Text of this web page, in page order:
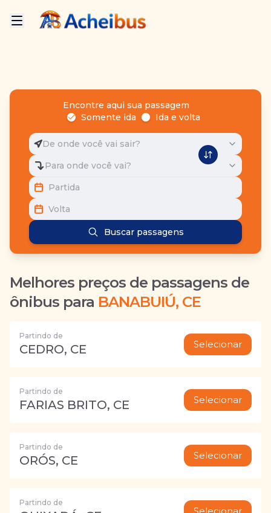
Encontre aqui sua passagem
Somente ida
Ida e volta
De onde você vai sair?
Para onde você vai?
Partida
Volta
Buscar passagens
Melhores preços de passagens de
ônibus para BANABUIÚ, CE
Partindo de
CEDRO, CE Selecionar
Partindo de
FARIAS BRITO, CE Selecionar
Partindo de
ORÓS, CE Selecionar
Partindo de